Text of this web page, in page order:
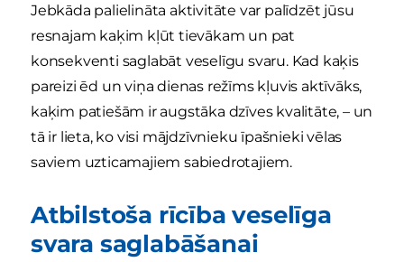
Jebkāda palielināta aktivitāte var palīdzēt jūsu
resnajam kaķim kļūt tievākam un pat
konsekventi saglabāt veselīgu svaru. Kad kaķis
pareizi ēd un viņa dienas režīms kļuvis aktīvāks,
kaķim patiešām ir augstāka dzīves kvalitāte, – un
tā ir lieta, ko visi mājdzīvnieku īpašnieki vēlas
saviem uzticamajiem sabiedrotajiem.
Atbilstoša rīcība veselīga
svara saglabāšanai